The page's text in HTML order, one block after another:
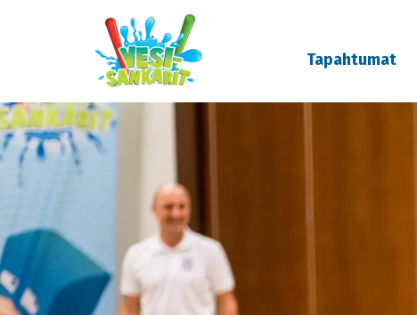
Tapahtumat